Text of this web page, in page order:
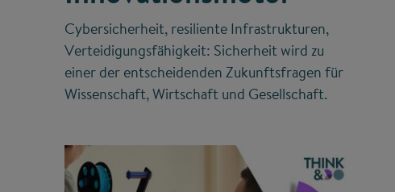
Cybersicherheit, resiliente Infrastrukturen,
Verteidigungsfähigkeit: Sicherheit wird zu
einer der entscheidenden Zukunftsfragen für
Wissenschaft, Wirtschaft und Gesellschaft.